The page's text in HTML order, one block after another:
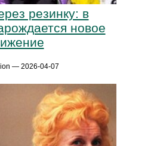
резинку: в
новое
— 2026-04-07